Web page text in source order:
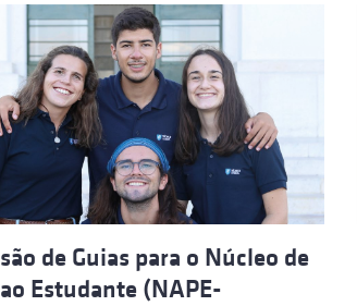
de Guias para o Núcleo de
Estudante (NAPE-